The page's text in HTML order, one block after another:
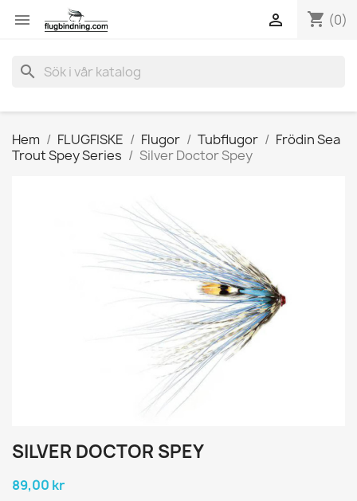
 shopping_cart (0)

search
Hem FLUGFISKE Flugor Tubflugor
Frödin Sea
Trout Spey Series
Silver Doctor Spey
SILVER DOCTOR SPEY
89,00 kr